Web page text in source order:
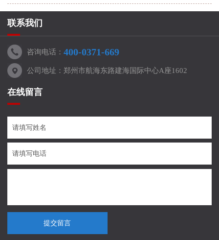
联系我们
咨询电话： 400-0371-669
公司地址：郑州市航海东路建海国际中心A座1602
在线留言
提交留言